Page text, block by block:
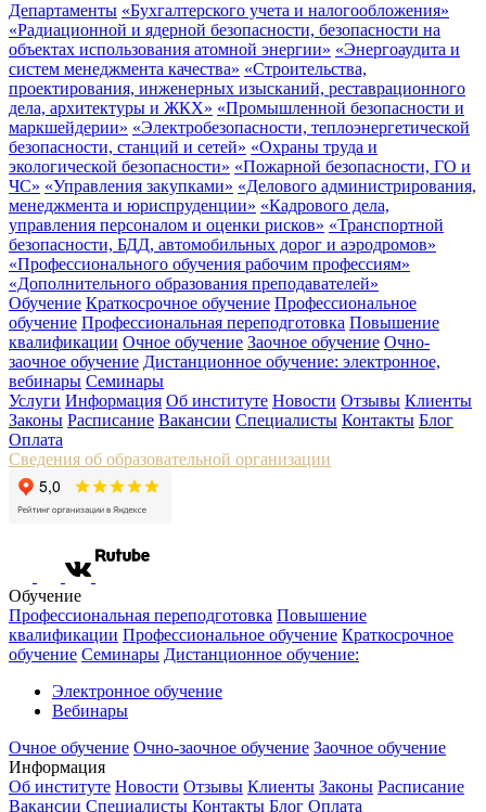
Департаменты «Бухгалтерского учета и налогообложения»
«Радиационной и ядерной безопасности, безопасности на
объектах использования атомной энергии» «Энергоаудита и
систем менеджмента качества» «Строительства,
проектирования, инженерных изысканий, реставрационного
дела, архитектуры и ЖКХ» «Промышленной безопасности и
маркшейдерии» «Электробезопасности, теплоэнергетической
безопасности, станций и сетей» «Охраны труда и
экологической безопасности» «Пожарной безопасности, ГО и
ЧС» «Управления закупками» «Делового администрирования,
менеджмента и юриспруденции» «Кадрового дела,
управления персоналом и оценки рисков» «Транспортной
безопасности, БДД, автомобильных дорог и аэродромов»
«Профессионального обучения рабочим профессиям»
«Дополнительного образования преподавателей»
Обучение Краткосрочное обучение Профессиональное
обучение Профессиональная переподготовка Повышение
квалификации Очное обучение Заочное обучение Очно-
заочное обучение Дистанционное обучение: электронное,
вебинары Семинары
Услуги Информация Об институте Новости Отзывы Клиенты
Законы Расписание Вакансии Специалисты Контакты Блог
Оплата
Сведения об образовательной организации
Обучение
Профессиональная переподготовка Повышение
квалификации Профессиональное обучение Краткосрочное
обучение Семинары Дистанционное обучение:
Электронное обучение
Вебинары
Очное обучение Очно-заочное обучение Заочное обучение
Информация
Об институте Новости Отзывы Клиенты Законы Расписание
Вакансии Специалисты Контакты Блог Оплата